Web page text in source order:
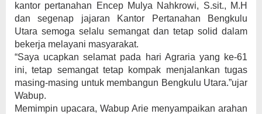
kantor pertanahan Encep Mulya Nahkrowi, S.sit., M.H
dan segenap jajaran Kantor Pertanahan Bengkulu
Utara semoga selalu semangat dan tetap solid dalam
bekerja melayani masyarakat.
“Saya ucapkan selamat pada hari Agraria yang ke-61
ini, tetap semangat tetap kompak menjalankan tugas
masing-masing untuk membangun Bengkulu Utara.”ujar
Wabup.
Memimpin upacara, Wabup Arie menyampaikan arahan